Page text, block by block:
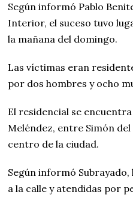
Según informó Pablo
Interior, el suceso tuvo
la mañana del domingo.
Las víctimas eran
por dos hombres y ocho
El residencial se
Meléndez, entre Simón
centro de la ciudad.
Según informó
a la calle y atendidas por